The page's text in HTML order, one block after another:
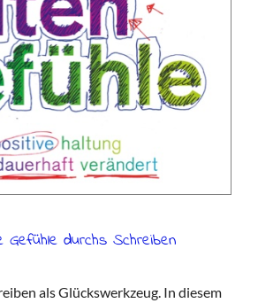
Gefühle durchs Schreiben
als Glückswerkzeug. In diesem